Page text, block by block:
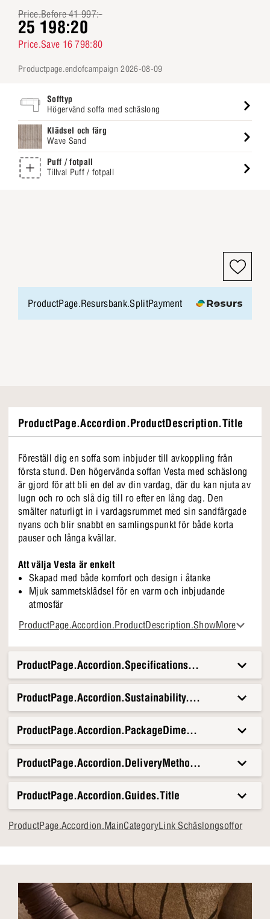
Price.Before 41 997:-
25 198:20
Price.Save 16 798:80
productpage.endofcampaign 2026-08-09
Sofftyp
Högervänd soffa med schäslong
Klädsel och färg
Wave Sand
Puff / fotpall
Tillval Puff / fotpall
ProductPage.Resursbank.SplitPayment
ProductPage.Accordion.ProductDescription.Title
Föreställ dig en soffa som inbjuder till avkoppling från
första stund. Den högervända soffan Vesta med schäslong
är gjord för att bli en del av din vardag, där du kan njuta av
lugn och ro och slå dig till ro efter en lång dag. Den
smälter naturligt in i vardagsrummet med sin sandfärgade
nyans och blir snabbt en samlingspunkt för både korta
pauser och långa kvällar.
Att välja Vesta är enkelt
Skapad med både komfort och design i åtanke
Mjuk sammetsklädsel för en varm och inbjudande
atmosfär
ProductPage.Accordion.ProductDescription.ShowMore
ProductPage.Accordion.Specifications.Title
ProductPage.Accordion.Sustainability.Title
ProductPage.Accordion.DeliveryMethods.Title
ProductPage.Accordion.Guides.Title
ProductPage.Accordion.MainCategoryLink Schäslongsoffor